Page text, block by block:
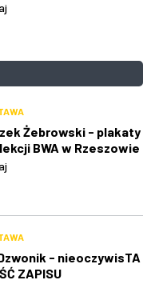
Żebrowski - plakaty
BWA w Rzeszowie
- nieoczywisTA
ZAPISU